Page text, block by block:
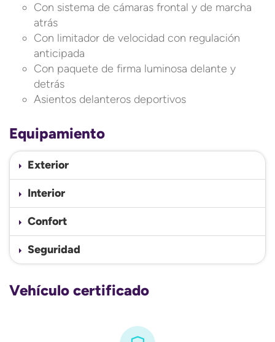
Con sistema de cámaras frontal y de marcha
atrás
Con limitador de velocidad con regulación
anticipada
Con paquete de firma luminosa delante y
detrás
Asientos delanteros deportivos
Equipamiento
Exterior
Interior
Confort
Seguridad
Vehículo certificado